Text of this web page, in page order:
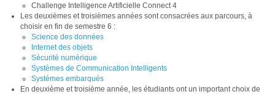
Challenge Intelligence Artificielle Connect 4
Les deuxièmes et troisièmes années sont consacrées aux parcours, à
choisir en fin de semestre 6 :
Science des données
Internet des objets
Sécurité numérique
Systèmes de Communication Intelligents
Systèmes embarqués
En deuxième et troisième année, les étudiants ont un important choix de